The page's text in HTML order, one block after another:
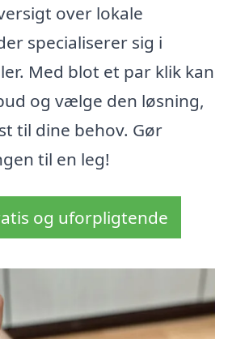
over lokale
specialiserer sig i
Med blot et par klik kan
og vælge den løsning,
til dine behov. Gør
til en leg!
og uforpligtende